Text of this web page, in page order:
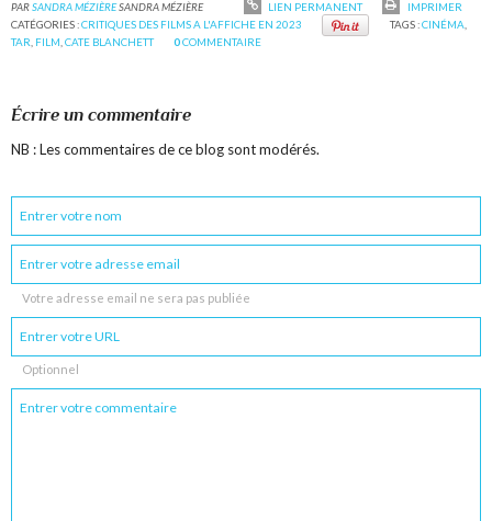
PARSANDRA MÉZIÈRESANDRA MÉZIÈRE LIEN PERMANENT
IMPRIMER
CATÉGORIES :CRITIQUES DES FILMS A L'AFFICHE EN 2023 TAGS :CINÉMA
TAR FILM ,CATE BLANCHETT 0COMMENTAIRE
Écrire un commentaire
NB : Les commentaires de ce blog sont modérés.
Votre adresse email ne sera pas publiée
Optionnel